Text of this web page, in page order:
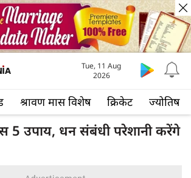
श्रावण मास विशेष क्रिकेट ज्योतिष
Tue, 11 Aug
2026
5 उपाय, धन संबंधी परेशानी करेंगे